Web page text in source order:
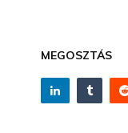
MEGOSZTÁS